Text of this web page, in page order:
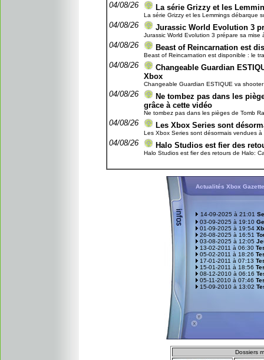
04/08/26 La série Grizzy et les
La série Grizzy et les Lemmings débarque
04/08/26 Jurassic World Evolution 3
Jurassic World Evolution 3 prépare sa
04/08/26 Beast of Reincarnation est
Beast of Reincarnation est disponible : le
04/08/26
Changeable Guardian
Xbox
Changeable Guardian ESTIQUE va
04/08/26
Ne tombez pas dans les
grâce à cette vidéo
Ne tombez pas dans les pièges de Tomb
04/08/26 Les Xbox Series sont
Les Xbox Series sont désormais vendues
04/08/26 Halo Studios est fier des
Halo Studios est fier des retours de Halo:
Actualités Xbox Gazette
14-09-2025 à 21:01
03-09-2025 à 19:10
01-09-2025 à 19:54
26-08-2025 à 16:51
03-08-2025 à 12:05
13-02-2011 à 06:30
05-02-2011 à 18:26
17-01-2011 à 07:13
15-01-2011 à 18:56
08-12-2010 à 06:16
05-11-2010 à 07:46
15-09-2010 à 13:02
Dossiers